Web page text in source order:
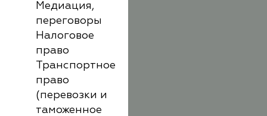
Медиация,
переговоры
Налоговое
право
Транспортное
право
(перевозки и
таможенное